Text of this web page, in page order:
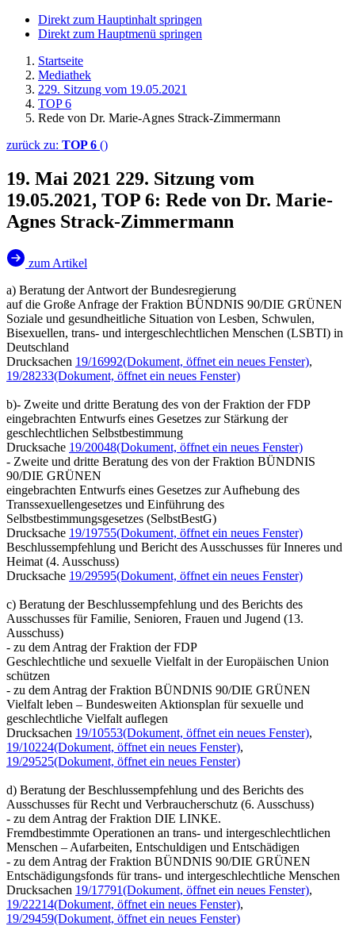
Direkt zum Hauptinhalt springen
Direkt zum Hauptmenü springen
Startseite
Mediathek
229. Sitzung vom 19.05.2021
TOP 6
Rede von Dr. Marie-Agnes Strack-Zimmermann
zurück zu: TOP 6 ()
19. Mai 2021 229. Sitzung vom
19.05.2021, TOP 6: Rede von Dr. Marie-
Agnes Strack-Zimmermann
zum Artikel
a) Beratung der Antwort der Bundesregierung
auf die Große Anfrage der Fraktion BÜNDNIS 90/DIE GRÜNEN
Soziale und gesundheitliche Situation von Lesben, Schwulen,
Bisexuellen, trans- und intergeschlechtlichen Menschen (LSBTI) in
Deutschland
Drucksachen 19/16992(Dokument, öffnet ein neues Fenster),
19/28233(Dokument, öffnet ein neues Fenster)
b)- Zweite und dritte Beratung des von der Fraktion der FDP
eingebrachten Entwurfs eines Gesetzes zur Stärkung der
geschlechtlichen Selbstbestimmung
Drucksache 19/20048(Dokument, öffnet ein neues Fenster)
- Zweite und dritte Beratung des von der Fraktion BÜNDNIS
90/DIE GRÜNEN
eingebrachten Entwurfs eines Gesetzes zur Aufhebung des
Transsexuellengesetzes und Einführung des
Selbstbestimmungsgesetzes (SelbstBestG)
Drucksache 19/19755(Dokument, öffnet ein neues Fenster)
Beschlussempfehlung und Bericht des Ausschusses für Inneres und
Heimat (4. Ausschuss)
Drucksache 19/29595(Dokument, öffnet ein neues Fenster)
c) Beratung der Beschlussempfehlung und des Berichts des
Ausschusses für Familie, Senioren, Frauen und Jugend (13.
Ausschuss)
- zu dem Antrag der Fraktion der FDP
Geschlechtliche und sexuelle Vielfalt in der Europäischen Union
schützen
- zu dem Antrag der Fraktion BÜNDNIS 90/DIE GRÜNEN
Vielfalt leben – Bundesweiten Aktionsplan für sexuelle und
geschlechtliche Vielfalt auflegen
Drucksachen 19/10553(Dokument, öffnet ein neues Fenster),
19/10224(Dokument, öffnet ein neues Fenster),
19/29525(Dokument, öffnet ein neues Fenster)
d) Beratung der Beschlussempfehlung und des Berichts des
Ausschusses für Recht und Verbraucherschutz (6. Ausschuss)
- zu dem Antrag der Fraktion DIE LINKE.
Fremdbestimmte Operationen an trans- und intergeschlechtlichen
Menschen – Aufarbeiten, Entschuldigen und Entschädigen
- zu dem Antrag der Fraktion BÜNDNIS 90/DIE GRÜNEN
Entschädigungsfonds für trans- und intergeschlechtliche Menschen
Drucksachen 19/17791(Dokument, öffnet ein neues Fenster),
19/22214(Dokument, öffnet ein neues Fenster),
19/29459(Dokument, öffnet ein neues Fenster)